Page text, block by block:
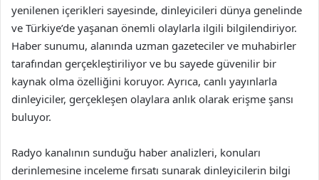
yenilenen içerikleri sayesinde, dinleyicileri dünya genelinde
ve Türkiye’de yaşanan önemli olaylarla ilgili bilgilendiriyor.
Haber sunumu, alanında uzman gazeteciler ve muhabirler
tarafından gerçekleştiriliyor ve bu sayede güvenilir bir
kaynak olma özelliğini koruyor. Ayrıca, canlı yayınlarla
dinleyiciler, gerçekleşen olaylara anlık olarak erişme şansı
buluyor.
Radyo kanalının sunduğu haber analizleri, konuları
derinlemesine inceleme fırsatı sunarak dinleyicilerin bilgi